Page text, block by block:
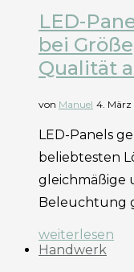
LED-
bei
Qualität
von Manuel 4. März
LED-Panels
beliebtesten
gleichmäßige
Beleuchtung
weiterlesen
Handwerk